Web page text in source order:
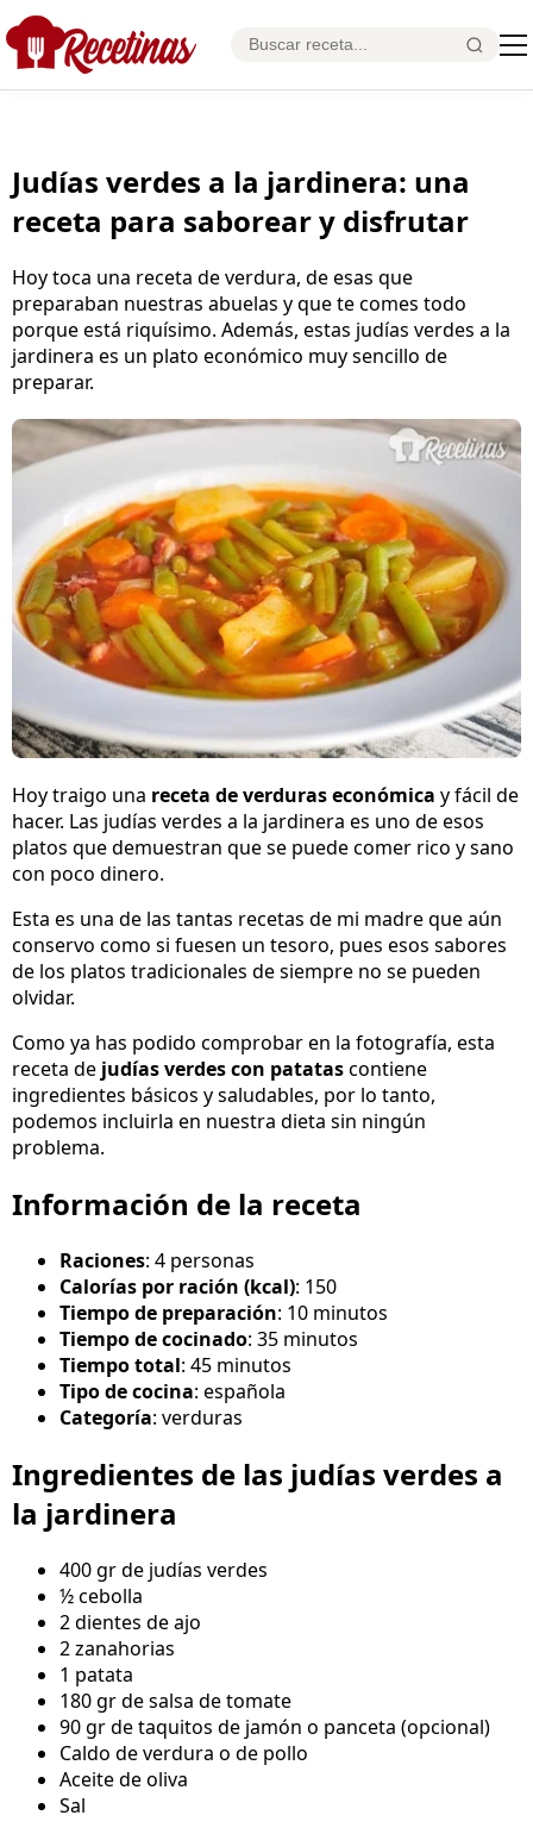
Judías verdes a la jardinera: una
receta para saborear y disfrutar
Hoy toca una receta de verdura, de esas que
preparaban nuestras abuelas y que te comes todo
porque está riquísimo. Además, estas judías verdes a la
jardinera es un plato económico muy sencillo de
preparar.
Hoy traigo una receta de verduras económica y fácil de
hacer. Las judías verdes a la jardinera es uno de esos
platos que demuestran que se puede comer rico y sano
con poco dinero.
Esta es una de las tantas recetas de mi madre que aún
conservo como si fuesen un tesoro, pues esos sabores
de los platos tradicionales de siempre no se pueden
olvidar.
Como ya has podido comprobar en la fotografía, esta
receta de judías verdes con patatascontiene
ingredientes básicos y saludables, por lo tanto,
podemos incluirla en nuestra dieta sin ningún
problema.
Información de la receta
Raciones: 4 personas
Calorías por ración (kcal): 150
Tiempo de preparación: 10 minutos
Tiempo de cocinado: 35 minutos
Tiempo total: 45 minutos
Tipo de cocina: española
Categoría: verduras
Ingredientes de las judías verdes a
la jardinera
400 gr de judías verdes
½ cebolla
2 dientes de ajo
2 zanahorias
1 patata
180 gr de salsa de tomate
90 gr de taquitos de jamón o panceta (opcional)
Caldo de verdura o de pollo
Aceite de oliva
Sal